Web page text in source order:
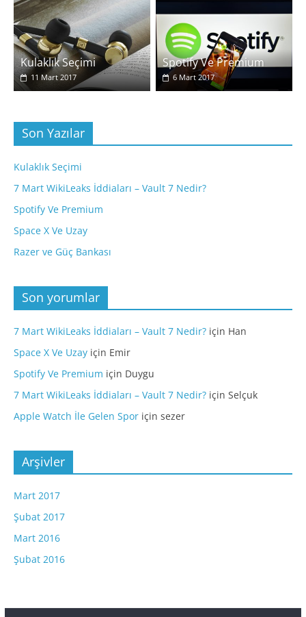
Kulaklık Seçimi
11 Mart 2017
Spotify Ve Premium
6 Mart 2017
Son Yazılar
Kulaklık Seçimi
7 Mart WikiLeaks İddiaları – Vault 7 Nedir?
Spotify Ve Premium
Space X Ve Uzay
Razer ve Güç Bankası
Son yorumlar
7 Mart WikiLeaks İddiaları – Vault 7 Nedir?için Han
Space X Ve Uzayiçin Emir
Spotify Ve Premium için Duygu
7 Mart WikiLeaks İddiaları – Vault 7 Nedir?için Selçuk
Apple Watch İle Gelen Sporiçin sezer
Arşivler
Mart 2017
Şubat 2017
Mart 2016
Şubat 2016